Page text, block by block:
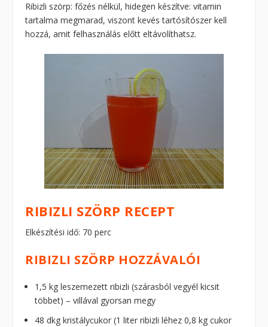
Ribizli szörp: főzés nélkül, hidegen készítve: vitamin
tartalma megmarad, viszont kevés tartósítószer kell
hozzá, amit felhasználás előtt eltávolíthatsz.
RIBIZLI SZÖRP RECEPT
Elkészítési idő: 70 perc
RIBIZLI SZÖRP HOZZÁVALÓI
1,5 kg leszemezett ribizli (szárasból vegyél kicsit
többet) – villával gyorsan megy
48 dkg kristálycukor (1 liter ribizli léhez 0,8 kg cukor